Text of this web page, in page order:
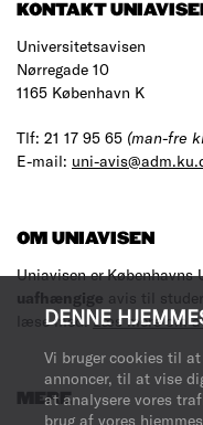
DENNE
Vi bruger cookies til
annoncer, til at vise
at analysere vores
brug af vores
KONTAKT
Universitetsavisen
Nørregade 10
1165 København K
Tlf: 21 17 95 65 (man-fre
E-mail: uni-
OM UNIAVISEN
Uniavisen er Københavns
uafhængige avis til
læse med.Læs mere om
MERE